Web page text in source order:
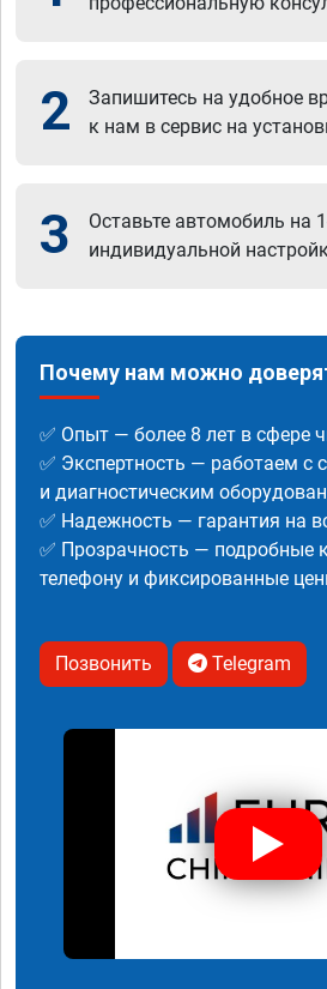
2
Запишитесь на удобное
к нам в сервис на
3
Оставьте автомобиль на
индивидуальной
Почему нам можно
✅ Опыт — более 8 лет в сфере
✅ Экспертность — работаем
и диагностическим
✅ Надежность — гарантия на
✅ Прозрачность — подробные
телефону и фиксированные
Позвонить Telegram